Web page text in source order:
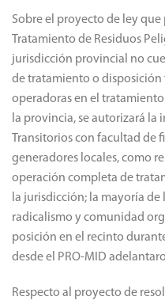
Sobre el proyecto de ley
Tratamiento de Residuos
jurisdicción provincial no
de tratamiento o
operadoras en el
la provincia, se autorizará la
Transitorios con facultad de
generadores locales, como
operación completa de
la jurisdicción; la mayoría de
radicalismo y comunidad
posición en el recinto
desde el PRO-MID
Respecto al proyecto de